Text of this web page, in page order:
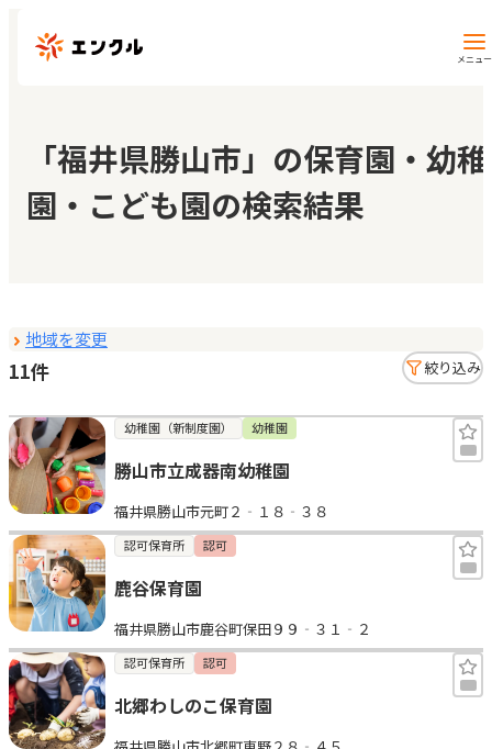
メニュー
保育園・幼稚園を探す
地図から探す
マイページ
お気に入り
見学日記
メッセージ
おすすめの園
エンクルの特徴と活用方法
コラム
「福井県勝山市」の保育園・幼稚
園・こども園の検索結果
地域を変更
11件 絞り込み
幼稚園（新制度園） 幼稚園
勝山市立成器南幼稚園
福井県勝山市元町２‐１８‐３８
認可保育所 認可
鹿谷保育園
福井県勝山市鹿谷町保田９９‐３１‐２
認可保育所 認可
北郷わしのこ保育園